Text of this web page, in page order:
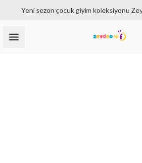
Yeni sezon çocuk giyim koleksiyonu